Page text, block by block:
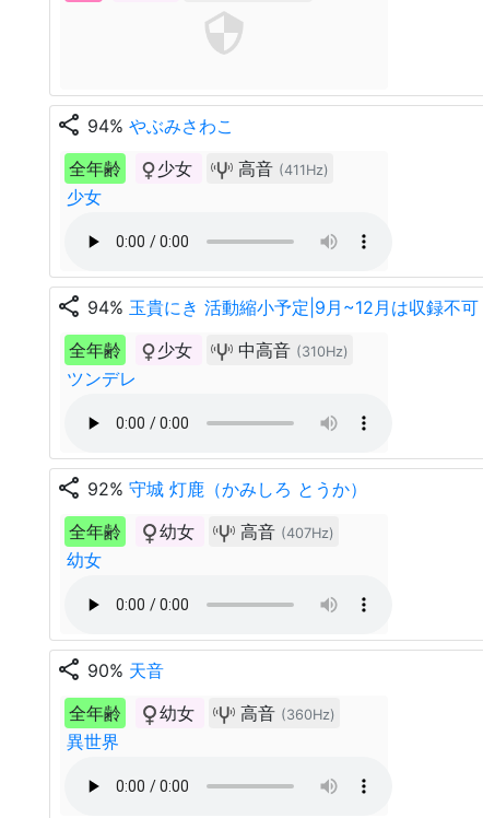
share 94% やぶみさわこ
全年齢
少女 高音 (411Hz)
少女
share 94% 玉貴にき 活動縮小予定|9月~12月は収録不可
全年齢
少女 中高音 (310Hz)
ツンデレ
share 92% 守城 灯鹿（かみしろ とうか）
全年齢
幼女 高音 (407Hz)
幼女
share 90% 天音
全年齢
幼女 高音 (360Hz)
異世界